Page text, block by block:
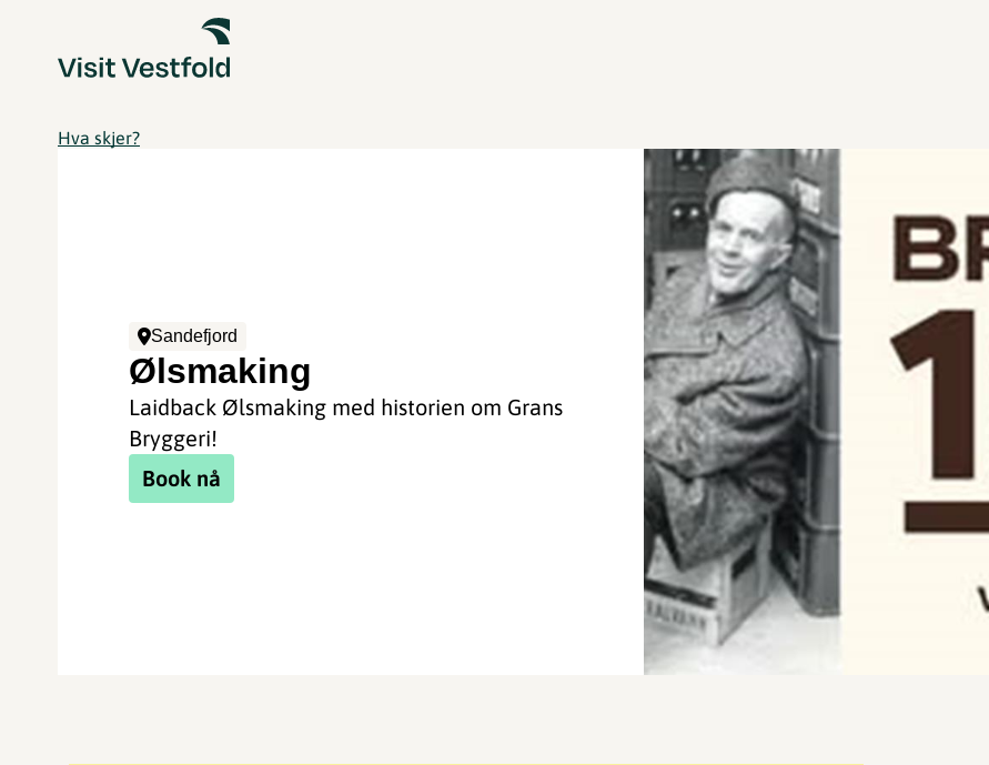
Hva skjer?
Sandefjord
Ølsmaking
Laidback Ølsmaking med historien om Grans
Bryggeri!
Book nå